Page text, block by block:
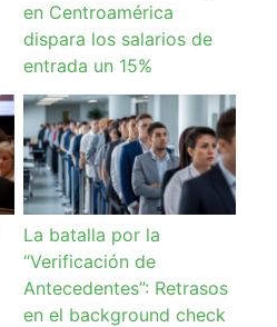
en Centroamérica
dispara los salarios de
entrada un 15%
La batalla por la
“Verificación de
Antecedentes”: Retrasos
en el background check